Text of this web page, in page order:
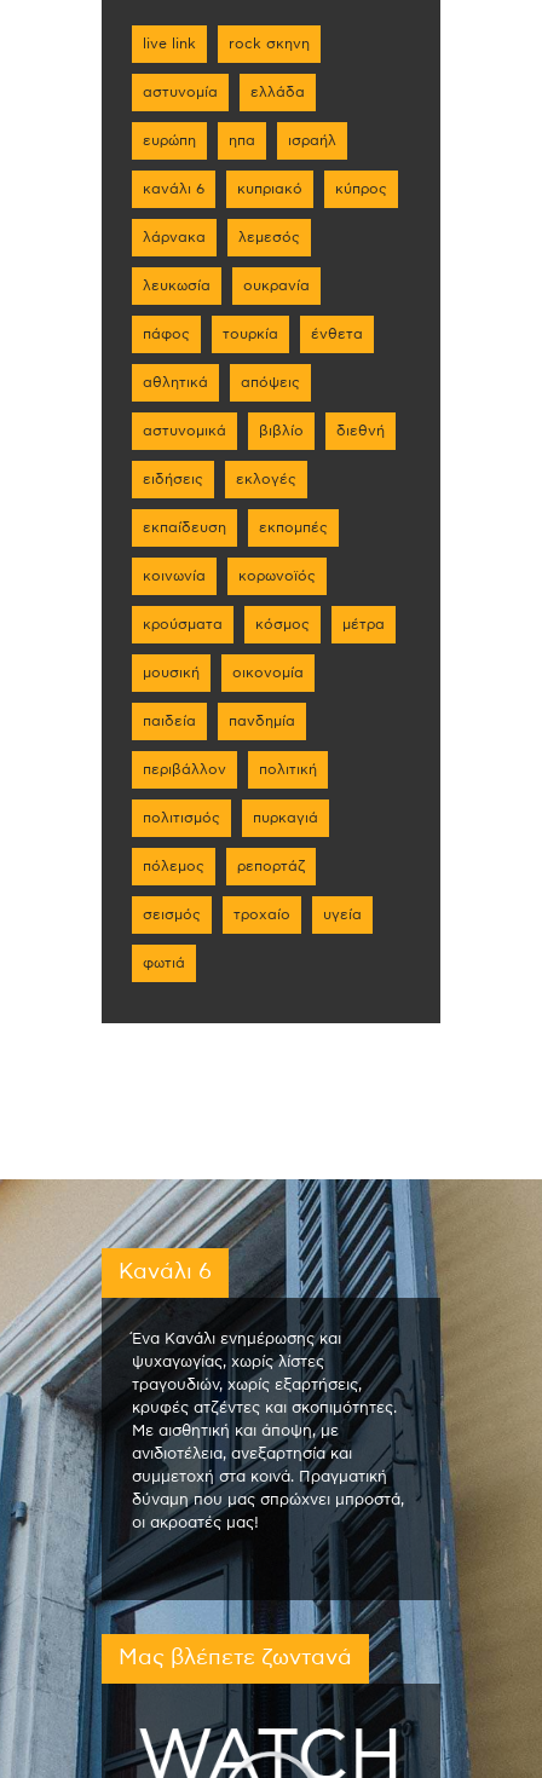
live link rock σκηνη
αστυνομία ελλάδα
ευρώπη ηπα ισραήλ
κανάλι 6 κυπριακό κύπρος
λάρνακα λεμεσός
λευκωσία ουκρανία
πάφος τουρκία ένθετα
αθλητικά απόψεις
αστυνομικά βιβλίο διεθνή
ειδήσεις εκλογές
εκπαίδευση εκπομπές
κοινωνία κορωνοϊός
κρούσματα κόσμος μέτρα
μουσική οικονομία
παιδεία πανδημία
περιβάλλον πολιτική
πολιτισμός πυρκαγιά
πόλεμος ρεπορτάζ
σεισμός τροχαίο υγεία
φωτιά
Κανάλι 6
Ένα Κανάλι ενημέρωσης και
ψυχαγωγίας, χωρίς λίστες
τραγουδιών, χωρίς εξαρτήσεις,
κρυφές ατζέντες και σκοπιμότητες.
Με αισθητική και άποψη, με
ανιδιοτέλεια, ανεξαρτησία και
συμμετοχή στα κοινά. Πραγματική
δύναμη που μας σπρώχνει μπροστά,
οι ακροατές μας!
Μας βλέπετε ζωντανά